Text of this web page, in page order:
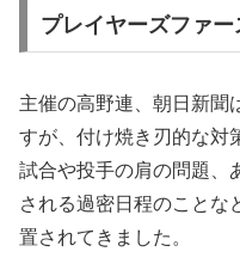
プレイヤーズファ
主催の高野連、朝日新聞
すが、付け焼き刃的な対
試合や投手の肩の問題、
される過密日程のことな
置されてきました。